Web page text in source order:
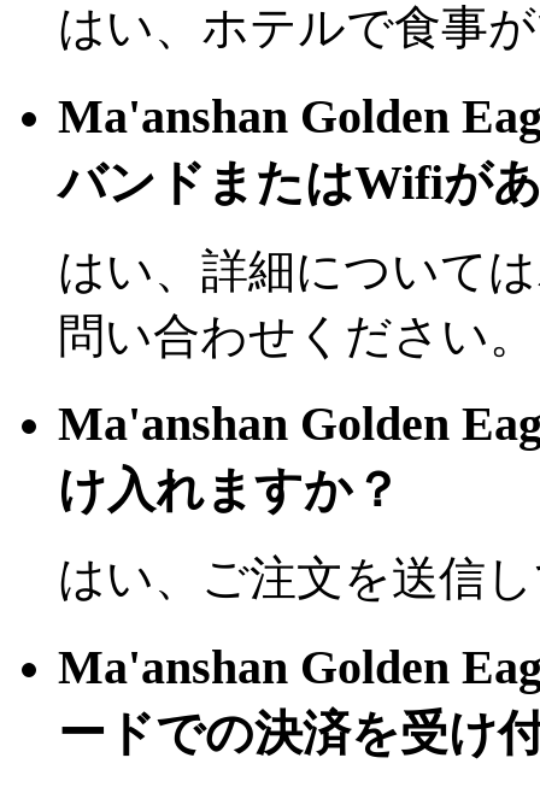
はい、ホテルで食事
Ma'anshan Golden
バンドまたはWifiが
はい、詳細について
問い合わせください。
Ma'anshan Golden
け入れますか？
はい、ご注文を送信
Ma'anshan Golden
ードでの決済を受け